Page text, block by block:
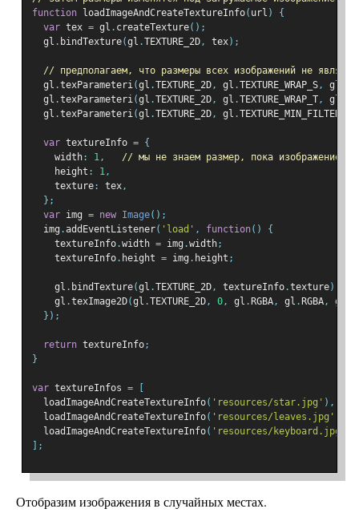
function loadImageAndCreateTextureInfo( url )
{
var tex = gl . createTexture();
  gl
. bindTexture(gl .TEXTURE_2D, tex);
// предполагаем, что размеры всех изображений не
  gl
.texParameteri(gl .TEXTURE_2D, gl .TEXTURE_WRAP_S, gl
  gl
.texParameteri(gl .TEXTURE_2D, gl .TEXTURE_WRAP_T, gl
  gl
.texParameteri(gl .TEXTURE_2D, gl .TEXTURE_MIN_FILTER
var textureInfo = {
    width
: 1,
// мы не знаем размер, пока изображение не
    height
: 1,
    texture
: tex,
};
var img = new Image();
  img
.addEventListener( 'load' , function()
{
    textureInfo
.width = img .width;
    textureInfo
. height = img . height ;
    gl
. bindTexture(gl .TEXTURE_2D, textureInfo.texture);
    gl
.texImage2D(gl .TEXTURE_2D, 0, gl . RGBA, gl . RGBA, gl
});
return textureInfo;
}
var textureInfos =
  loadImageAndCreateTextureInfo
( 'resources/star.jpg' ),
  loadImageAndCreateTextureInfo
( 'resources/leaves.jpg'
  loadImageAndCreateTextureInfo
( 'resources/keyboard.jpg'
];
Отобразим изображения в случайных местах.